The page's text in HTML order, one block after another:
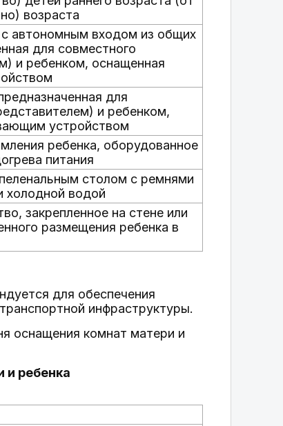
возраста
автономным входом из общих
для совместного
и ребенком, оснащенная
для
и ребенком,
устройством
ребенка, оборудованное
питания
столом с ремнями
холодной водой
закрепленное на стене или
размещения ребенка в
для обеспечения
инфраструктуры.
оснащения комнат матери и
и ребенка